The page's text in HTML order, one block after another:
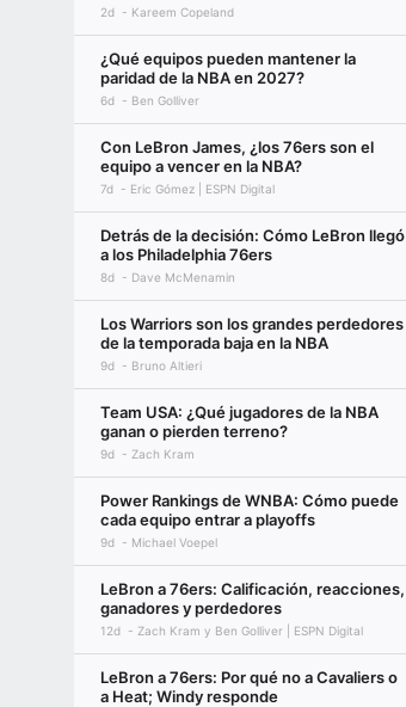
2d Kareem Copeland
¿Qué equipos pueden mantener la
paridad de la NBA en 2027?
6d Ben Golliver
Con LeBron James, ¿los 76ers son el
equipo a vencer en la NBA?
7d Eric Gómez | ESPN Digital
Detrás de la decisión: Cómo LeBron llegó
a los Philadelphia 76ers
8d Dave McMenamin
Los Warriors son los grandes perdedores
de la temporada baja en la NBA
9d Bruno Altieri
Team USA: ¿Qué jugadores de la NBA
ganan o pierden terreno?
9d Zach Kram
Power Rankings de WNBA: Cómo puede
cada equipo entrar a playoffs
9d Michael Voepel
LeBron a 76ers: Calificación, reacciones,
ganadores y perdedores
12d Zach Kram y Ben Golliver | ESPN Digital
LeBron a 76ers: Por qué no a Cavaliers o
a Heat; Windy responde